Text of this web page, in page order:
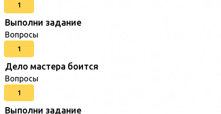
1
Выполни задание
Вопросы
1
Дело мастера боится
Вопросы
1
Выполни задание